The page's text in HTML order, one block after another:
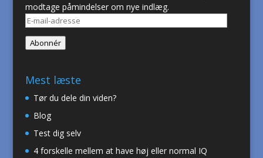
modtage påmindelser om nye indlæg.
E-
mail-
adresse
Abonnér
Mest læste
Tør du dele din viden?
Blog
Test dig selv
4 forskelle mellem at have høj eller normal IQ